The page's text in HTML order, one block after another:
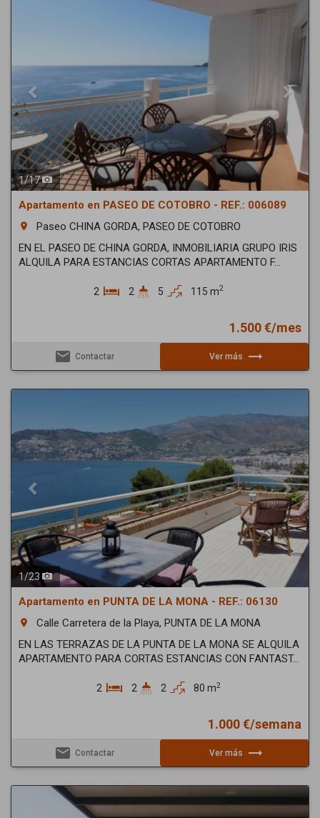
1/17
Apartamento en PASEO DE COTOBRO - REF.: 006089
room
Paseo CHINA GORDA, PASEO DE COTOBRO
EN EL PASEO DE CHINA GORDA, INMOBILIARIA GRUPO IRIS
ALQUILA PARA ESTANCIAS CORTAS APARTAMENTO F...
2 2 5 115 m2
1.500 €/mes
email Contactar Ver más trending_flat
Next
1/23
Apartamento en PUNTA DE LA MONA - REF.: 06130
room
Calle Carretera de la Playa, PUNTA DE LA MONA
EN LAS TERRAZAS DE LA PUNTA DE LA MONA SE ALQUILA
APARTAMENTO PARA CORTAS ESTANCIAS CON FANTAST...
2 2 2 80 m2
1.000 €/semana
email Contactar Ver más trending_flat
Previous Next